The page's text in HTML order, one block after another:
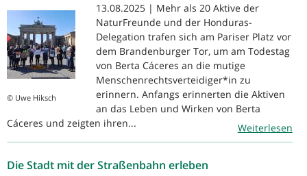
© Uwe Hiksch
13.08.2025 | Mehr als 20 Aktive der
NaturFreunde und der Honduras-
Delegation trafen sich am Pariser Platz vor
dem Brandenburger Tor, um am Todestag
von Berta Cáceres an die mutige
Menschenrechtsverteidiger*in zu
erinnern. Anfangs erinnerten die Aktiven
an das Leben und Wirken von Berta
Cáceres und zeigten ihren...
Weiterlesen
Die Stadt mit der Straßenbahn erleben